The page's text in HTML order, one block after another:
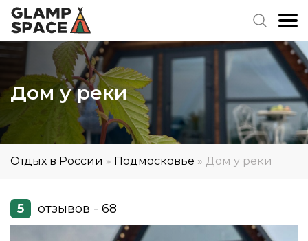
Дом у реки
Отдых в России » Подмосковье » Дом у реки
5 отзывов - 68